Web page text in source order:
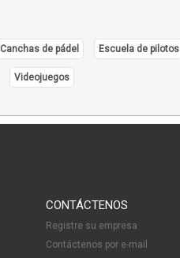
Canchas de pádel Escuela de pilotos
Videojuegos
CONTÁCTENOS
Registre su empresa
Contáctenos por e-mail